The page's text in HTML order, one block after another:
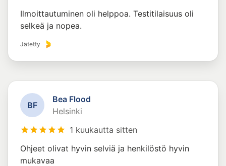
Ilmoittautuminen oli helppoa. Testitilaisuus oli
selkeä ja nopea.
Jätetty
BF
Bea Flood
Helsinki
1 kuukautta sitten
Ohjeet olivat hyvin selviä ja henkilöstö hyvin
mukavaa